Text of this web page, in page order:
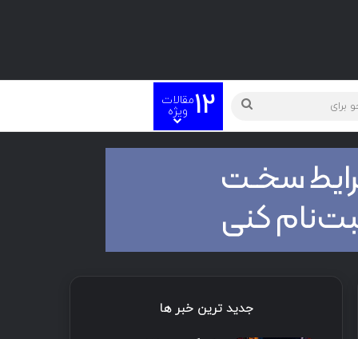
جستجو
برای
12مقالات
ویژه
جدید ترین خبر ها